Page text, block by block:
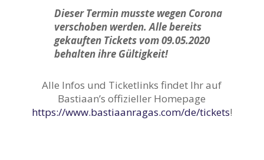
Dieser Termin musste wegen Corona
verschoben werden. Alle bereits
gekauften Tickets vom 09.05.2020
behalten ihre Gültigkeit!
Alle Infos und Ticketlinks findet Ihr auf
Bastiaan’s offizieller Homepage
https://www.bastiaanragas.com/de/tickets!